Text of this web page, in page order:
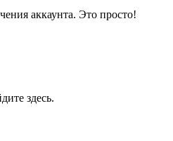
аккаунта. Это просто!
здесь.